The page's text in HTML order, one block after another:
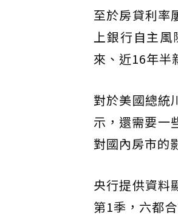
至於房貸利率
上銀行自主
來、近16年半
對於美國總統
示，還需要一
對國內房市的
央行提供資料
第1季，六都